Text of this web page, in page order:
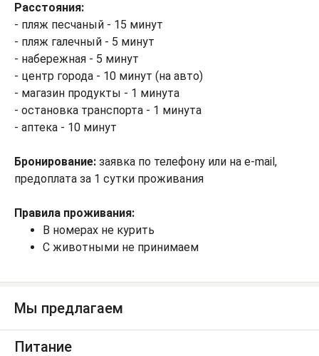
Расстояния:
- пляж песчаный - 15 минут
- пляж галечный - 5 минут
- набережная - 5 минут
- центр города - 10 минут (на авто)
- магазин продукты - 1 минута
- остановка транспорта - 1 минута
- аптека - 10 минут
Бронирование: заявка по телефону или на e-mail,
предоплата за 1 сутки проживания
Правила проживания:
В номерах не курить
С животными не принимаем
Мы предлагаем
Питание